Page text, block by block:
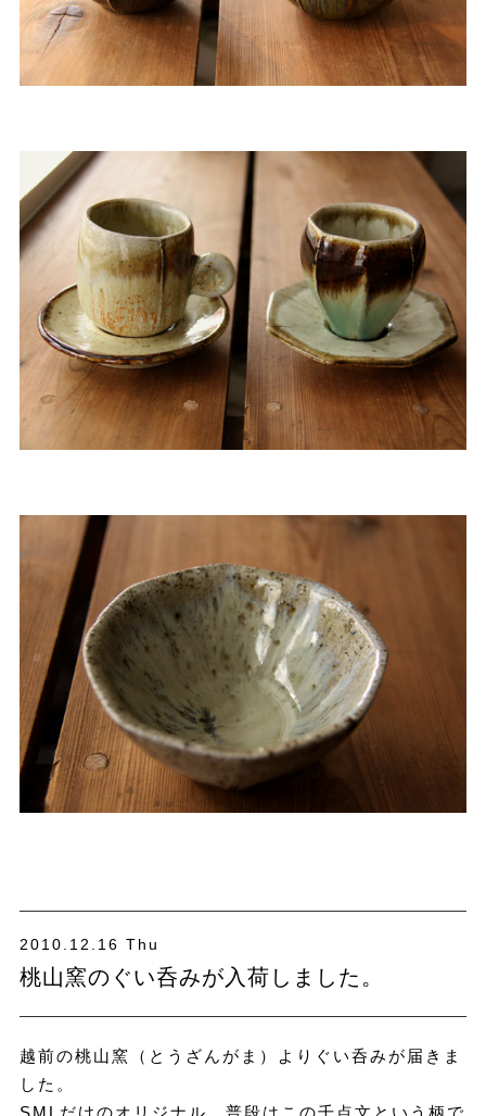
2010.12.16 Thu
桃山窯のぐい呑みが入荷しました。
越前の桃山窯（とうざんがま）よりぐい呑みが届きま
した。